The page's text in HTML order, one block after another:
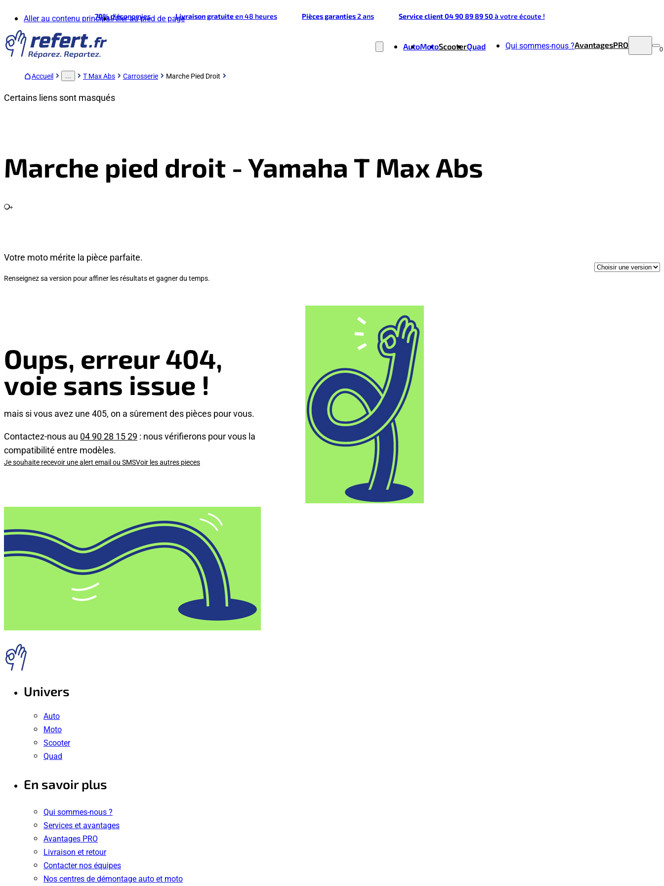
Aller au contenu principalAller au pied de page
70%d'économies Livraison gratuiteen 48 heures Pièces garanties2 ans Service client 04 90 89 89 50à votre écoute !
AutoMotoScooterQuad Qui sommes-nous ?AvantagesPRO 0
Accueil ... T Max Abs Carrosserie Marche Pied Droit
Certains liens sont masqués
Marche pied droit - Yamaha T Max Abs
+
Votre moto mérite la pièce parfaite.
Renseignez sa version pour affiner les résultats et gagner du temps.
Oups, erreur 404,
voie sans issue !
mais si vous avez une 405, on a sûrement des pièces pour vous.
Contactez-nous au 04 90 28 15 29 : nous vérifierons pour vous la
compatibilité entre modèles.
Je souhaite recevoir une alert email ou SMSVoir les autres pieces
Univers
Auto
Moto
Scooter
Quad
En savoir plus
Qui sommes-nous ?
Services et avantages
Avantages PRO
Livraison et retour
Contacter nos équipes
Nos centres de démontage auto et moto